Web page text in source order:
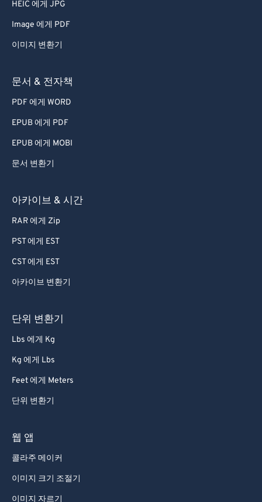
HEIC 에게 JPG
Image 에게 PDF
이미지 변환기
문서 & 전자책
PDF 에게 WORD
EPUB 에게 PDF
EPUB 에게 MOBI
문서 변환기
아카이브 & 시간
RAR 에게 Zip
PST 에게 EST
CST 에게 EST
아카이브 변환기
단위 변환기
Lbs 에게 Kg
Kg 에게 Lbs
Feet 에게 Meters
단위 변환기
웹 앱
콜라주 메이커
이미지 크기 조절기
이미지 자르기